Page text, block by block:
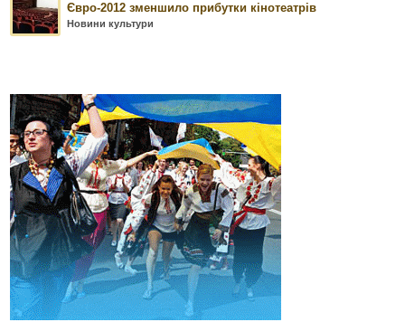
Євро-2012 зменшило прибутки кінотеатрів
Новини культури